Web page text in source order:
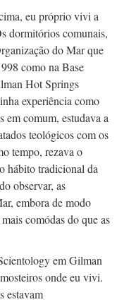
eu próprio vivi a
dormitórios comunais,
do Mar que
como na Base
Hot Springs
experiência como
em comum, estudava a
teológicos com os
tempo, rezava o
hábito tradicional da
observar, as
embora de modo
comódas do que as
em Gilman
onde eu vivi.
estavam